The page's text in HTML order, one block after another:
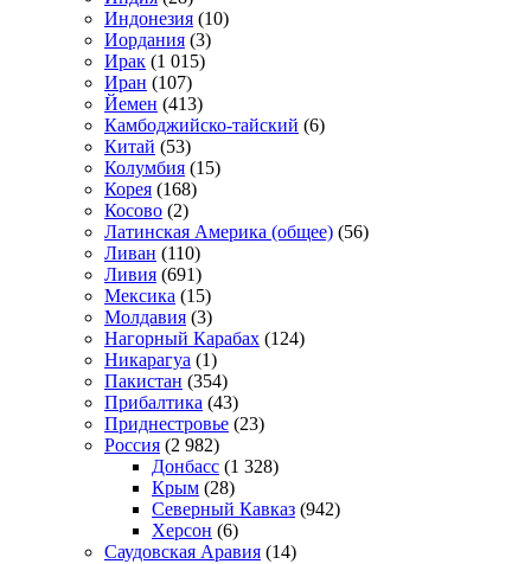
Индонезия (10)
Иордания (3)
Ирак (1 015)
Иран (107)
Йемен (413)
Камбоджийско-тайский (6)
Китай (53)
Колумбия (15)
Корея (168)
Косово (2)
Латинская Америка (общее) (56)
Ливан (110)
Ливия (691)
Мексика (15)
Молдавия (3)
Нагорный Карабах (124)
Никарагуа (1)
Пакистан (354)
Прибалтика (43)
Приднестровье (23)
Россия (2 982)
Донбасс (1 328)
Крым (28)
Северный Кавказ (942)
Херсон (6)
Саудовская Аравия (14)